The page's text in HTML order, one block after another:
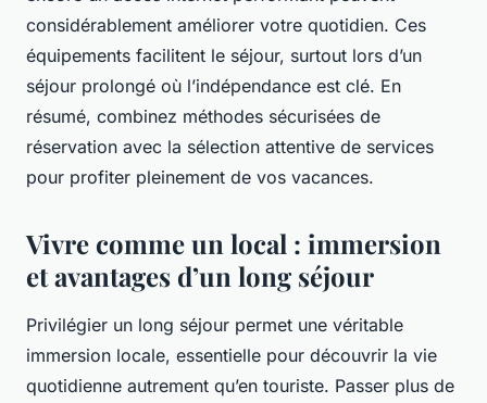
considérablement améliorer votre quotidien. Ces
équipements facilitent le séjour, surtout lors d’un
séjour prolongé où l’indépendance est clé. En
résumé, combinez méthodes sécurisées de
réservation avec la sélection attentive de services
pour profiter pleinement de vos vacances.
Vivre comme un local : immersion
et avantages d’un long séjour
Privilégier un long séjour permet une véritable
immersion locale, essentielle pour découvrir la vie
quotidienne autrement qu’en touriste. Passer plus de